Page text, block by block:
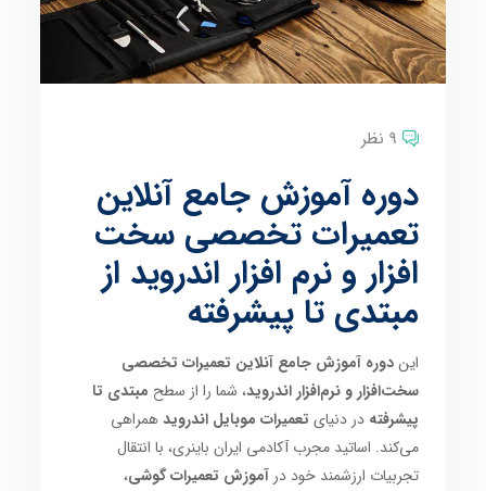
9 نظر
دوره آموزش جامع آنلاین
تعمیرات تخصصی سخت
افزار و نرم افزار اندروید از
مبتدی تا پیشرفته
ایندوره آموزش جامع آنلاین تعمیرات تخصصی
سخت‌افزار و نرم‌افزار اندروید، شما را از سطح مبتدی تا
پیشرفته در دنیای تعمیرات موبایل اندرویدهمراهی
می‌کند. اساتید مجرب آکادمی ایران باینری، با انتقال
تجربیات ارزشمند خود درآموزش تعمیرات گوشی،